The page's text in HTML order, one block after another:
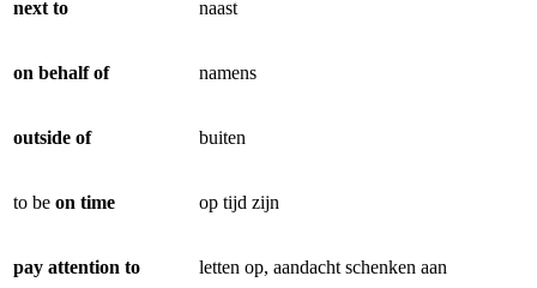
next to naast
on behalf of namens
outside of buiten
to be on time op tijd zijn
pay attention to letten op, aandacht schenken aan